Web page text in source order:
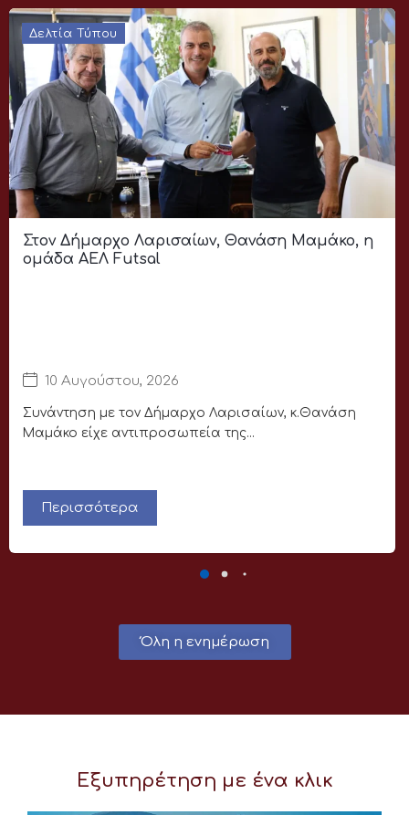
Δελτία Τύπου
Στον Δήμαρχο Λαρισαίων, Θανάση Μαμάκο, η
ομάδα ΑΕΛ Futsal
10 Αυγούστου, 2026
Συνάντηση με τον Δήμαρχο Λαρισαίων, κ.Θανάση
Μαμάκο είχε αντιπροσωπεία της...
Περισσότερα
Όλη η ενημέρωση
Εξυπηρέτηση με ένα κλικ